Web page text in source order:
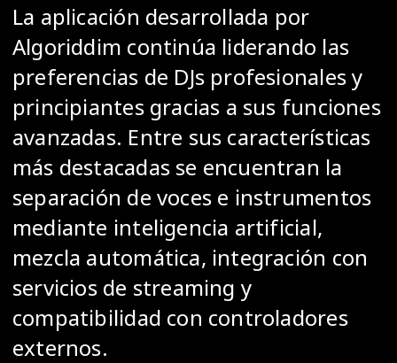
La aplicación desarrollada por
Algoriddim continúa liderando las
preferencias de DJs profesionales y
principiantes gracias a sus funciones
avanzadas. Entre sus características
más destacadas se encuentran la
separación de voces e instrumentos
mediante inteligencia artificial,
mezcla automática, integración con
servicios de streaming y
compatibilidad con controladores
externos.